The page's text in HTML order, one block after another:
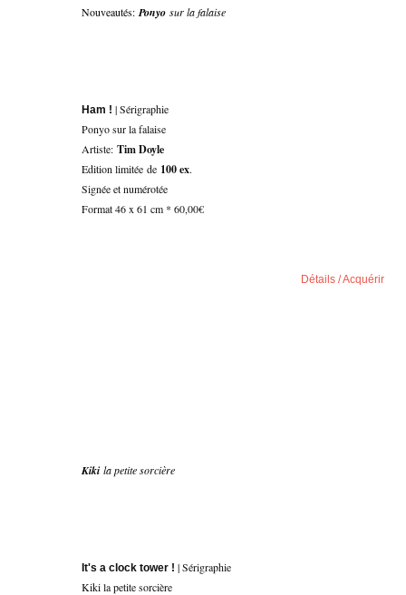
Nouveautés: Ponyo sur la falaise
Ham ! | Sérigraphie
Ponyo sur la falaise
Artiste: Tim Doyle
Edition limitée de 100 ex.
Signée et numérotée
Format 46 x 61 cm * 60,00€
Détails / Acquérir
Kiki la petite sorcière
It's a clock tower ! | Sérigraphie
Kiki la petite sorcière